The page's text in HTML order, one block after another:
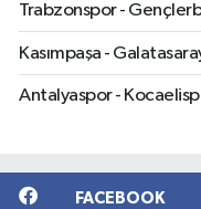
Trabzonspor -
Kasımpaşa -
Antalyaspor -
FACEBOOK